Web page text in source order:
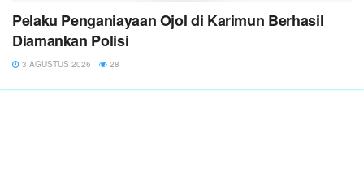
Pelaku Penganiayaan Ojol di Karimun Berhasil
Diamankan Polisi
3 AGUSTUS 2026 28